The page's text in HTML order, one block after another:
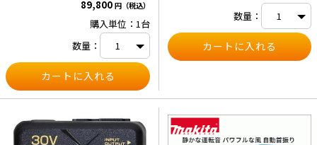
e431オリジナル
販売終了品
時：-20℃～20℃ 製氷機使用
時：-12℃～20℃ ・製氷機能：約9分
で1ロット（9pcs）製氷 ・製氷容量：
1.5L ・その他機能：USBポート、メ
ッシュポケット、栓抜き、大型キャス
ター、ハンドル ・付属品：取扱説明
書、ACアダプタ、DCコード、アイス
スコップ
89,800 円（税込）
購入単位：1台
数量：
数量：